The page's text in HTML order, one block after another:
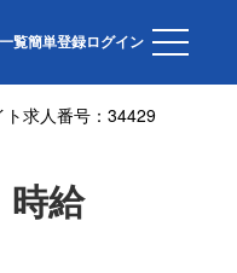
覧簡単登録ログイン
求人番号： 34429
給